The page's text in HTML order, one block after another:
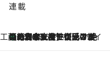
連載
工藤まやのおもてなしハワイ
2026.8.6
【ハワイ土産】ローカルの絶大な支持で復活！ 絶品の幻クッキー《元ファンの日本人女性が受け継いだ名店》